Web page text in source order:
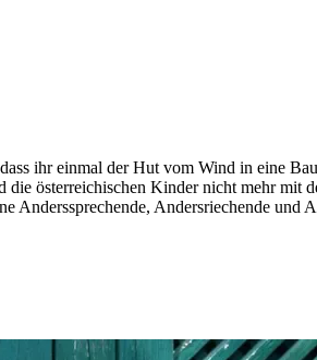
ihr einmal der Hut vom Wind in eine
österreichischen Kinder nicht mehr
Anderssprechende, Andersriechende